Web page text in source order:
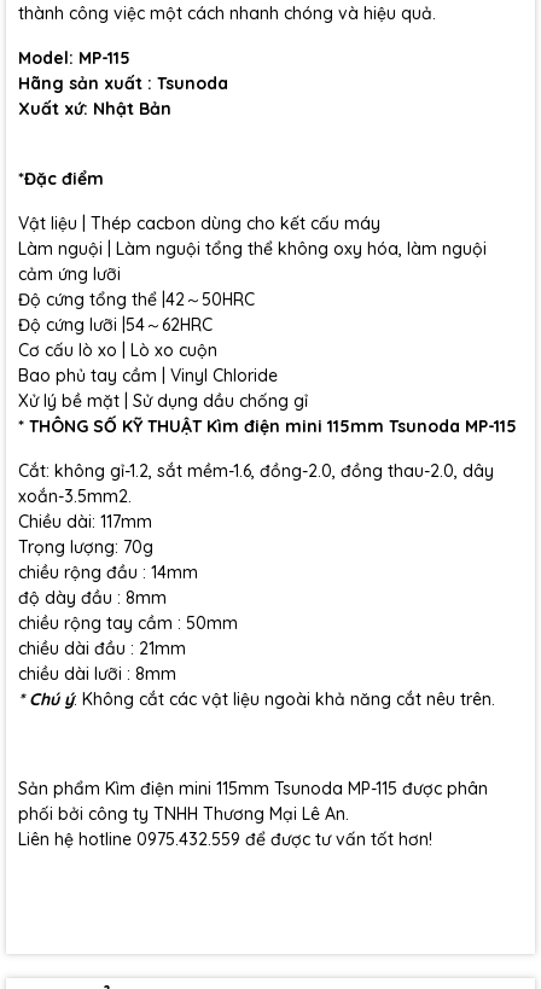
thành công việc một cách nhanh chóng và hiệu quả.
Model: MP-115
Hãng sản xuất : Tsunoda
Xuất xứ: Nhật Bản
*Đặc điểm
Vật liệu | Thép cacbon dùng cho kết cấu máy
Làm nguội | Làm nguội tổng thể không oxy hóa, làm nguội
cảm ứng lưỡi
Độ cứng tổng thể |42～50HRC
Độ cứng lưỡi |54～62HRC
Cơ cấu lò xo | Lò xo cuộn
Bao phủ tay cầm | Vinyl Chloride
Xử lý bề mặt | Sử dụng dầu chống gỉ
* THÔNG SỐ KỸ THUẬT Kìm điện mini 115mm Tsunoda MP-115
Cắt: không gỉ-1.2, sắt mềm-1.6, đồng-2.0, đồng thau-2.0, dây
xoắn-3.5mm2.
Chiều dài: 117mm
Trọng lượng: 70g
chiều rộng đầu : 14mm
độ dày đầu : 8mm
chiều rộng tay cầm : 50mm
chiều dài đầu : 21mm
chiều dài lưỡi : 8mm
* Chú ý: Không cắt các vật liệu ngoài khả năng cắt nêu trên.
Sản phẩm Kìm điện mini 115mm Tsunoda MP-115 được phân
phối bởi công ty TNHH Thương Mại Lê An.
Liên hệ hotline 0975.432.559 để được tư vấn tốt hơn!